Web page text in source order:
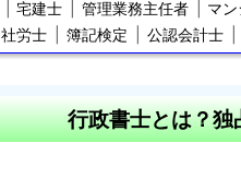
宅建士 管理業務主任者 マ
社労士 簿記検定 公認会計士
行政書士とは？